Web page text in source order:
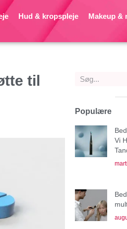
Hud & kropspleje Makeup &
til
Populære
Vi